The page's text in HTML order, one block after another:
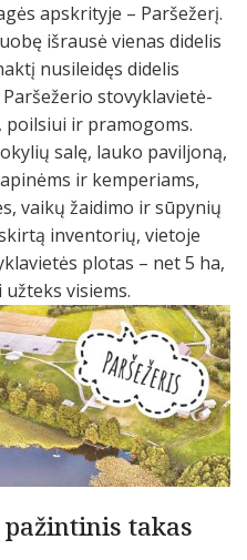
apskrityje – Paršežerį.
išrausė vienas didelis
nusileidęs didelis
stovyklavietė-
ir pramogoms.
salę, lauko paviljoną,
ir kemperiams,
vaikų žaidimo ir sūpynių
inventorių, vietoje
plotas – net 5 ha,
visiems.
takas